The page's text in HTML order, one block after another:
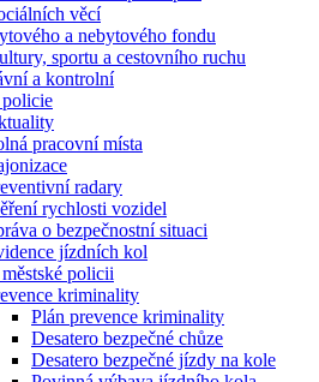
věcí
a nebytového fondu
sportu a cestovního ruchu
a kontrolní
pracovní místa
radary
rychlosti vozidel
o bezpečnostní situaci
jízdních kol
policii
kriminality
Plán prevence kriminality
Desatero bezpečné chůze
Desatero bezpečné jízdy na kole